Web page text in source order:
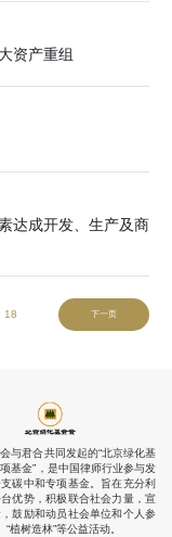
资产重组
达成开发、生产及商
18 下一页
与君合共同发起的“北京绿化基
基金”，是中国律师行业参与发
碳中和专项基金。旨在充分利
优势，积极联合社会力量，宣
鼓励和动员社会单位和个人参
“植树造林”等公益活动。